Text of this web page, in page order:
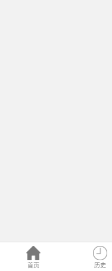
首页 历史